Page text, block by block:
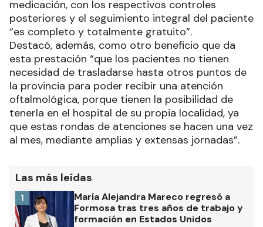
medicación, con los respectivos controles
posteriores y el seguimiento integral del paciente
“es completo y totalmente gratuito”.
Destacó, además, como otro beneficio que da
esta prestación “que los pacientes no tienen
necesidad de trasladarse hasta otros puntos de
la provincia para poder recibir una atención
oftalmológica, porque tienen la posibilidad de
tenerla en el hospital de su propia localidad, ya
que estas rondas de atenciones se hacen una vez
al mes, mediante amplias y extensas jornadas”.
Las más leídas
María Alejandra Mareco regresó a
Formosa tras tres años de trabajo y
formación en Estados Unidos
1